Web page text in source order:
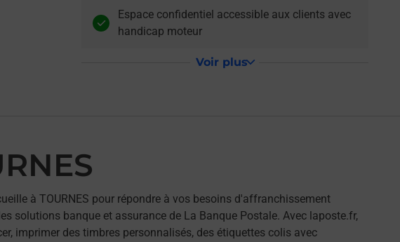
Espace confidentiel accessible aux clients avec
handicap moteur
Voir plus
à TOURNES pour répondre à vos besoins d'affranchissement
solutions banque et assurance de La Banque Postale. Avec laposte.fr,
imprimer des timbres personnalisés, des étiquettes colis avec